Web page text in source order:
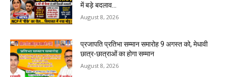
में बड़े बदलाव...
August 8, 2026
प्रजापति प्रतिभा सम्मान समारोह 9 अगस्त को, मेधावी
छात्र-छात्राओं का होगा सम्मान
August 8, 2026